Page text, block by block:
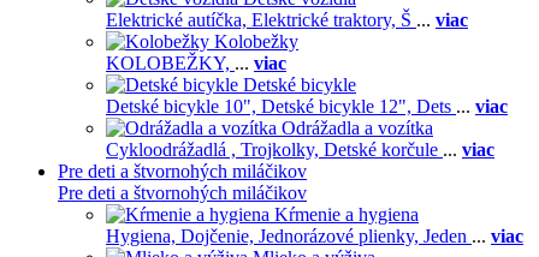
Elektrické autíčka, Elektrické traktory, Š ... viac
Kolobežky
KOLOBEŽKY, ... viac
Detské bicykle
Detské bicykle 10", Detské bicykle 12", Dets ... viac
Odrážadla a vozítka
Cykloodrážadlá , Trojkolky, Detské korčule ... viac
Pre deti a štvornohých miláčikov
Pre deti a štvornohých miláčikov
Kŕmenie a hygiena
Hygiena, Dojčenie, Jednorázové plienky, Jeden ... viac